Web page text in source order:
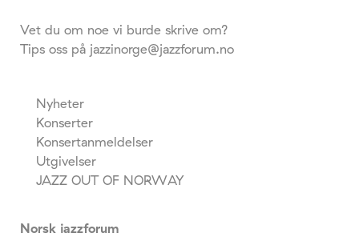
Vet du om noe vi burde skrive om?
Tips oss på jazzinorge@jazzforum.no
Nyheter
Konserter
Konsertanmeldelser
Utgivelser
JAZZ OUT OF NORWAY
Norsk jazzforum